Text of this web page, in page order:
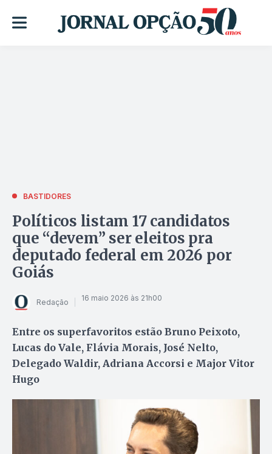
BASTIDORES
Políticos listam 17 candidatos
que “devem” ser eleitos pra
deputado federal em 2026 por
Goiás
Redação 16 maio 2026 às 21h00
Entre os superfavoritos estão Bruno Peixoto,
Lucas do Vale, Flávia Morais, José Nelto,
Delegado Waldir, Adriana Accorsi e Major Vitor
Hugo